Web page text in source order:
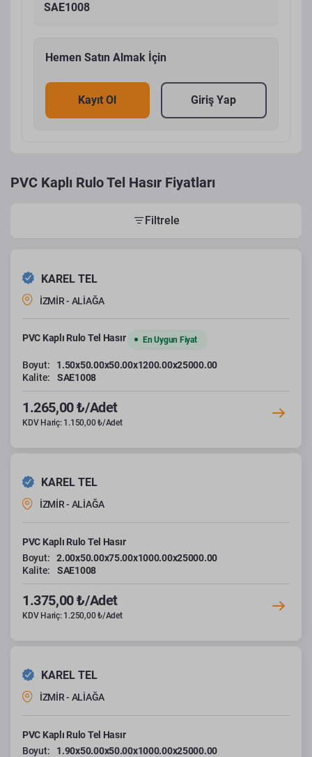
SAE1008
Hemen Satın Almak İçin
Kayıt Ol Giriş Yap
PVC Kaplı Rulo Tel Hasır Fiyatları
Filtrele
KAREL TEL
İZMİR - ALİAĞA
PVC Kaplı Rulo Tel Hasır En Uygun Fiyat
Boyut:
1.50x50.00x50.00x1200.00x25000.00
Kalite:
SAE1008
1.265,00 ₺/Adet
KDV Hariç: 1.150,00 ₺/Adet
KAREL TEL
İZMİR - ALİAĞA
PVC Kaplı Rulo Tel Hasır
Boyut:
2.00x50.00x75.00x1000.00x25000.00
Kalite:
SAE1008
1.375,00 ₺/Adet
KDV Hariç: 1.250,00 ₺/Adet
KAREL TEL
İZMİR - ALİAĞA
PVC Kaplı Rulo Tel Hasır
Boyut:
1.90x50.00x50.00x1000.00x25000.00